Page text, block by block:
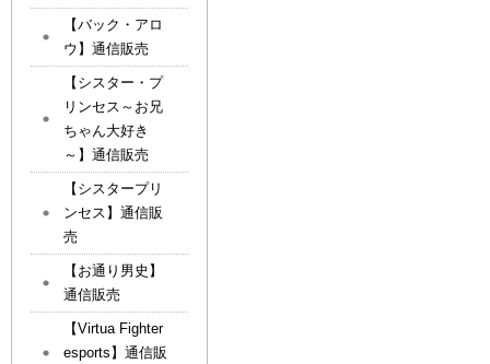
【バック・アロ
ウ】通信販売
【シスター・プ
リンセス～お兄
ちゃん大好き
～】通信販売
【シスタープリ
ンセス】通信販
売
【お通り男史】
通信販売
【Virtua Fighter
esports】通信販